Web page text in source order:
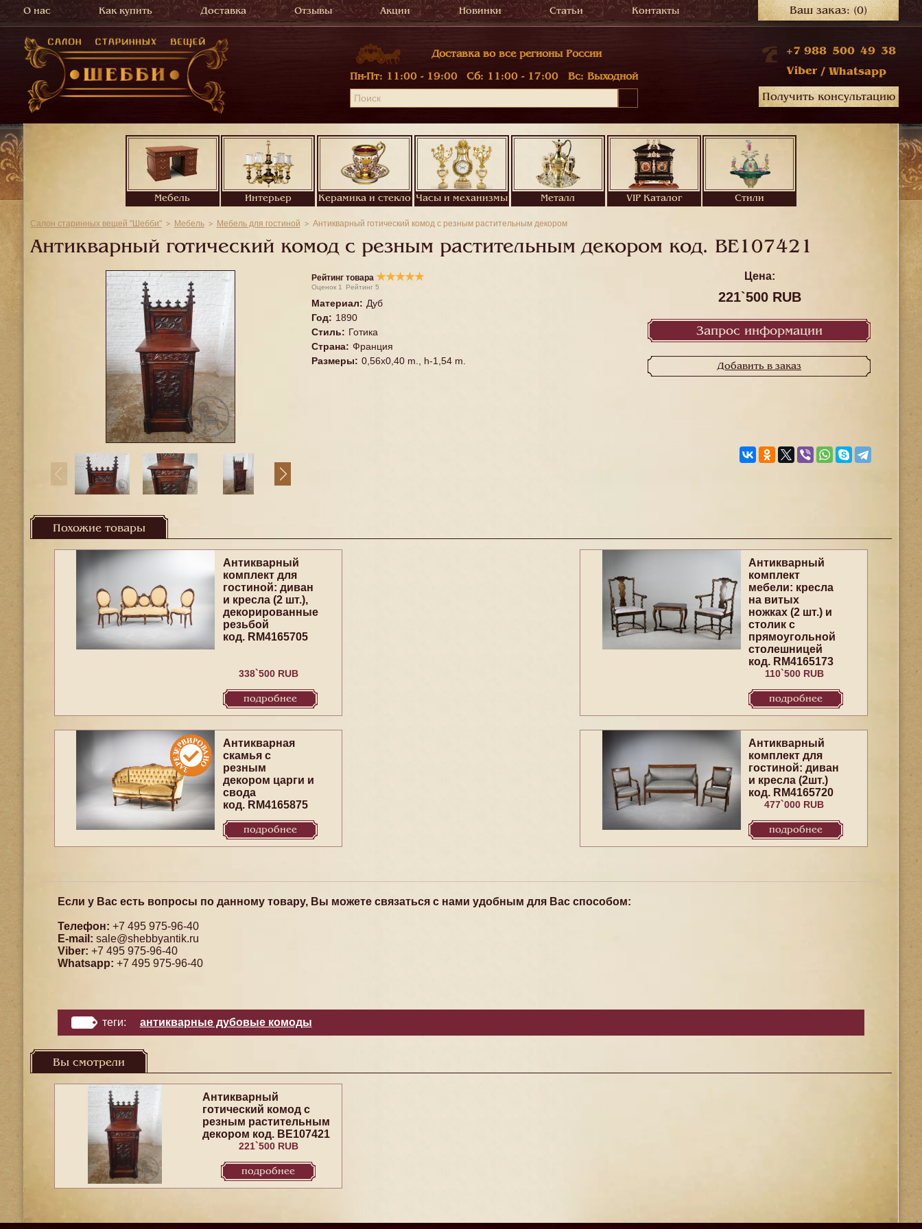
О нас Как купить Доставка Отзывы Акции Новинки Статьи Контакты Ваш заказ:(0)
Доставка во все регионы России
Пн-Пт: 11:00 - 19:00 Сб: 11:00 - 17:00 Вс: Выходной
+7 988 500 49 38
Viber / Whatsapp
Получить консультацию
Мебель Интерьер Керамика и стекло Часы и механизмы Металл VIP Каталог Стили
Салон старинных вещей "Шебби" Мебель Мебель для гостиной Антикварный готический комод с резным растительным декором
Антикварный готический комод с резным растительным декором код. BE107421
Рейтинг товара ★★★★★
Оценок 1 Рейтинг 5
Материал: Дуб
Год: 1890
Стиль: Готика
Страна: Франция
Размеры: 0,56x0,40 m., h-1,54 m.
Цена:
221`500 RUB
Запрос информации
Добавить в заказ
Похожие товары
Антикварный
комплект для
гостиной: диван
и кресла (2 шт.),
декорированные
резьбой
код. RM4165705
338`500 RUB
подробнее
Антикварный
комплект
мебели: кресла
на витых
ножках (2 шт.) и
столик с
прямоугольной
столешницей
код. RM4165173
110`500 RUB
подробнее
Антикварная
скамья с
резным
декором царги и
свода
код. RM4165875
подробнее
Антикварный
комплект для
гостиной: диван
и кресла (2шт.)
код. RM4165720
477`000 RUB
подробнее
Если у Вас есть вопросы по данному товару, Вы можете связаться с нами удобным для Вас способом:
Телефон: +7 495 975-96-40
E-mail: sale@shebbyantik.ru
Viber: +7 495 975-96-40
Whatsapp: +7 495 975-96-40
теги: антикварные дубовые комоды
Вы смотрели
Антикварный
готический комод с
резным растительным
декором код. BE107421
221`500 RUB
подробнее